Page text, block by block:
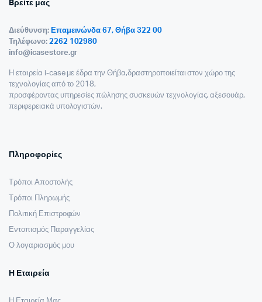
Bρείτε μας
Διεύθυνση: Επαμεινώνδα 67, Θήβα 322 00
Τηλέφωνο: 2262 102980
info@icasestore.gr
Η εταιρεία i-case με έδρα την Θήβα,δραστηροποιείται στον χώρο της
τεχνολογίας από το 2018,
προσφέροντας υπηρεσίες πώλησης συσκευών τεχνολογίας, αξεσουάρ,
περιφερειακά υπολογιστών.
Πληροφορίες
Τρόποι Αποστολής
Τρόποι Πληρωμής
Πολιτική Επιστροφών
Εντοπισμός Παραγγελίας
Ο λογαριασμός μου
Η Εταιρεία